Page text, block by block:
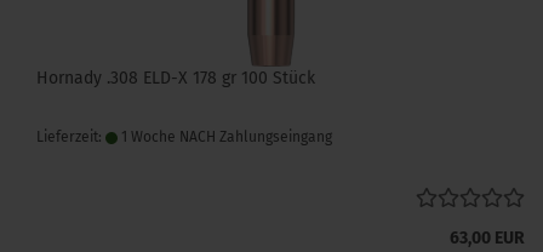
Hornady .308 ELD-X 178 gr 100 Stück
Lieferzeit: 1 Woche NACH Zahlungseingang
63,00 EUR